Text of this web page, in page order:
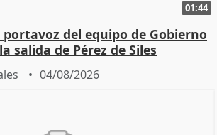
01:44
portavoz del equipo de Gobierno
salida de Pérez de Siles
04/08/2026